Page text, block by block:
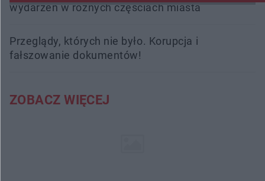
wydarzeń w różnych częściach miasta
Przeglądy, których nie było. Korupcja i
fałszowanie dokumentów!
ZOBACZ WIĘCEJ